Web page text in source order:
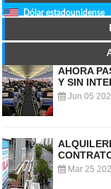
Dólar estadounidense
AHORA
Y SIN
Jun 05
Mar 25